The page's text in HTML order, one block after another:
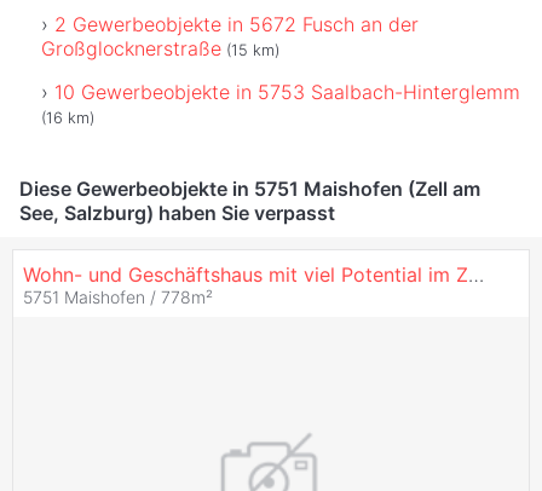
2 Gewerbeobjekte in 5672 Fusch an der
Großglocknerstraße (15 km)
10 Gewerbeobjekte in 5753 Saalbach-Hinterglemm
(16 km)
Diese Gewerbeobjekte in 5751 Maishofen (Zell am
See, Salzburg) haben Sie verpasst
Wohn- und Geschäftshaus mit viel Potential im Zentrum von Maishofen!
5751 Maishofen / 778m²